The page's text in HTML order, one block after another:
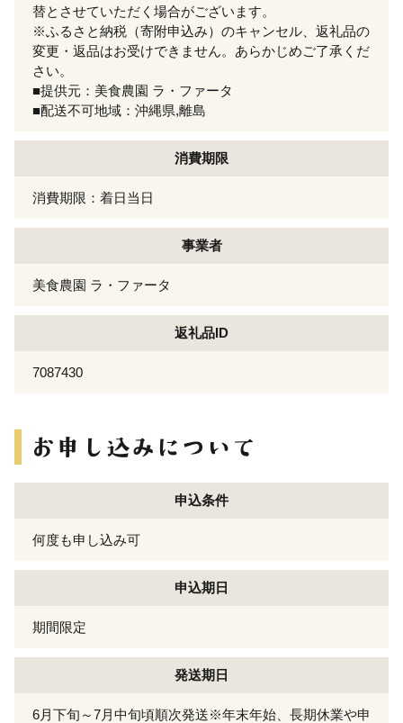
替とさせていただく場合がございます。
※ふるさと納税（寄附申込み）のキャンセル、返礼品の
変更・返品はお受けできません。あらかじめご了承くだ
さい。
■提供元：美食農園 ラ・ファータ
■配送不可地域：沖縄県,離島
消費期限
消費期限：着日当日
事業者
美食農園 ラ・ファータ
返礼品ID
7087430
申込条件
何度も申し込み可
申込期日
期間限定
発送期日
6月下旬～7月中旬頃順次発送※年末年始、長期休業や申